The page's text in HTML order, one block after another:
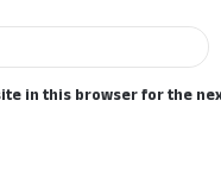
in this browser for the